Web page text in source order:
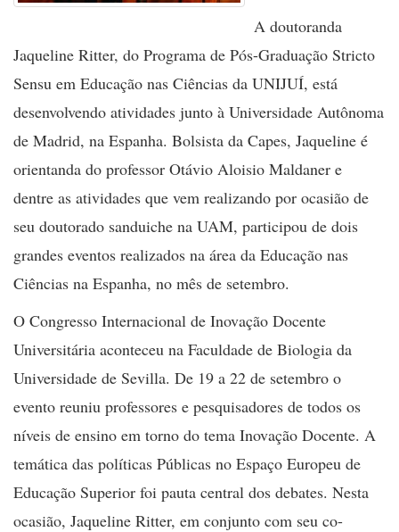
A doutoranda
Jaqueline Ritter, do Programa de Pós-Graduação Stricto
Sensu em Educação nas Ciências da UNIJUÍ, está
desenvolvendo atividades junto à Universidade Autônoma
de Madrid, na Espanha. Bolsista da Capes, Jaqueline é
orientanda do professor Otávio Aloisio Maldaner e
dentre as atividades que vem realizando por ocasião de
seu doutorado sanduiche na UAM, participou de dois
grandes eventos realizados na área da Educação nas
Ciências na Espanha, no mês de setembro.
O Congresso Internacional de Inovação Docente
Universitária aconteceu na Faculdade de Biologia da
Universidade de Sevilla. De 19 a 22 de setembro o
evento reuniu professores e pesquisadores de todos os
níveis de ensino em torno do tema Inovação Docente. A
temática das políticas Públicas no Espaço Europeu de
Educação Superior foi pauta central dos debates. Nesta
ocasião, Jaqueline Ritter, em conjunto com seu co-